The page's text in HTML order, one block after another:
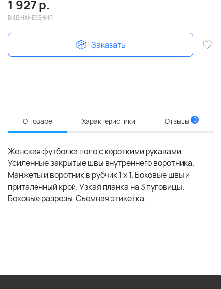
1 927 р.
ВИД НАНЕСЕНИЯ
Заказать
О товаре Характеристики Отзывы 0
Женская футболка поло с короткими рукавами.
Усиленные закрытые швы внутреннего воротника.
Манжеты и воротник в рубчик 1 x 1. Боковые швы и
приталенный крой. Узкая планка на 3 пуговицы.
Боковые разрезы. Съемная этикетка.